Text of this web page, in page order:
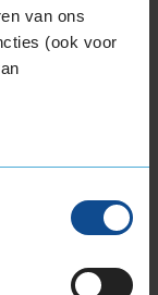
van ons
(ook voor